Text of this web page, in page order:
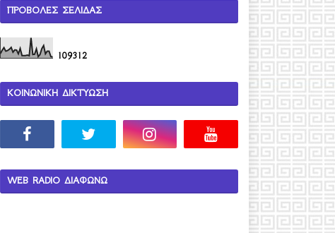
ΠΡΟΒΟΛΕΣ ΣΕΛΙΔΑΣ
109312
ΚΟΙΝΩΝΙΚΗ ΔΙΚΤΥΩΣΗ
WEB RADIO ΔΙΑΦΩΝΩ